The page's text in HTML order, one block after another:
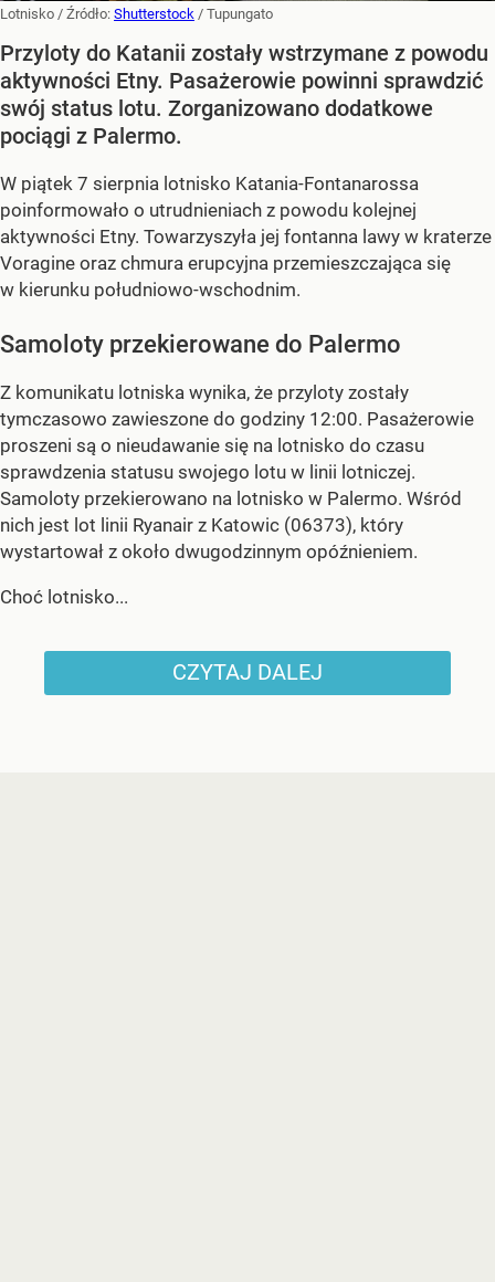
Lotnisko / Źródło: Shutterstock / Tupungato
Przyloty do Katanii zostały wstrzymane z powodu
aktywności Etny. Pasażerowie powinni sprawdzić
swój status lotu. Zorganizowano dodatkowe
pociągi z Palermo.
W piątek 7 sierpnia lotnisko Katania-Fontanarossa
poinformowało o utrudnieniach z powodu kolejnej
aktywności Etny. Towarzyszyła jej fontanna lawy w kraterze
Voragine oraz chmura erupcyjna przemieszczająca się
w kierunku południowo-wschodnim.
Samoloty przekierowane do Palermo
Z komunikatu lotniska wynika, że przyloty zostały
tymczasowo zawieszone do godziny 12:00. Pasażerowie
proszeni są o nieudawanie się na lotnisko do czasu
sprawdzenia statusu swojego lotu w linii lotniczej.
Samoloty przekierowano na lotnisko w Palermo. Wśród
nich jest lot linii Ryanair z Katowic (06373), który
wystartował z około dwugodzinnym opóźnieniem.
Choć lotnisko...
CZYTAJ DALEJ